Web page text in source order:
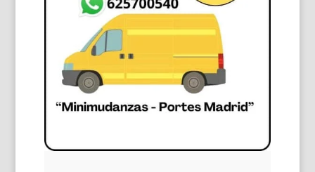
buscanos
google.com google.es